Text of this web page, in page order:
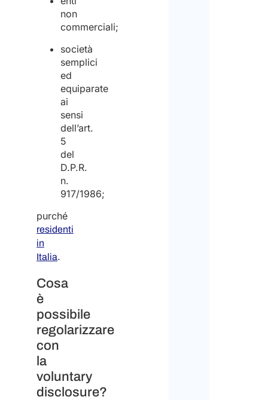
non
commerciali;
società
semplici
ed
equiparate
ai
sensi
dell’art.
5
del
D.P.R.
n.
917/1986;
purché
residenti
in
Italia.
Cosa
è
possibile
regolarizzare
con
la
voluntary
disclosure?